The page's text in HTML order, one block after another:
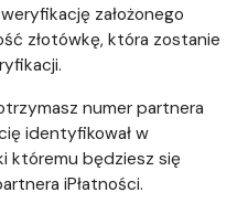
założonego
złotówkę, która zostanie
numer partnera
identyfikował w
któremu będziesz się
iPłatności.